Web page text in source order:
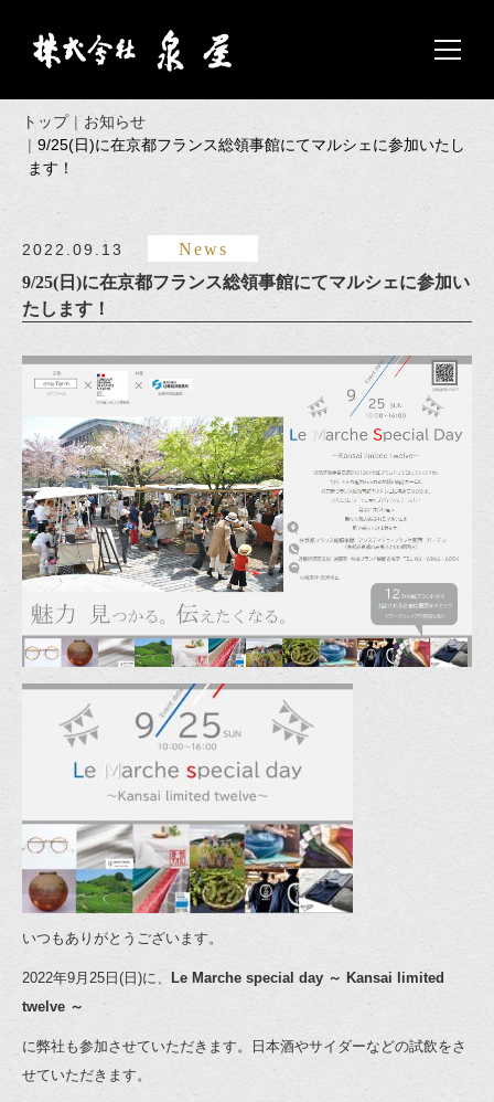
トップ
お知らせ
9/25(日)に在京都フランス総領事館にてマルシェに参加いたし
ます！
2022.09.13
News
9/25(日)に在京都フランス総領事館にてマルシェに参加い
たします！
いつもありがとうございます。
2022年9月25日(日)に、
Le Marche special day ～ Kansai limited
twelve ～
に弊社も参加させていただきます。日本酒やサイダーなどの試飲をさ
せていただきます。